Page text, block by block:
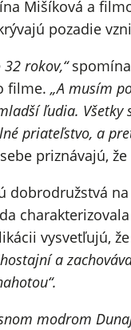
Mišíková a
pozadie
rokov,“
filme. „A musím
ľudia.
priateľstvo, a
priznávajú,
dobrodružstvá
vysvetľujú,
a
modrom